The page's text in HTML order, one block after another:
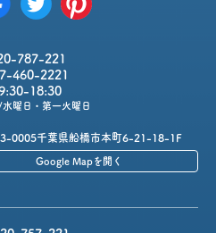
787-221
460-2221
18:30
曜日・第一火曜日
0005千葉県船橋市本町6-21-18-1F
Google Mapを開く